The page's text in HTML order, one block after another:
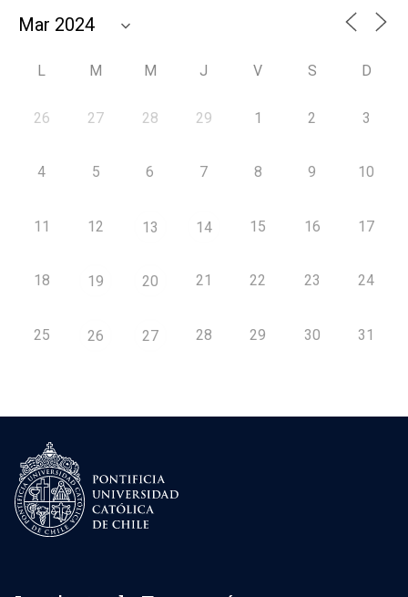
L M M J V S D
26 27 28 29 1 2 3
4 5 6 7 8 9 10
11 12 13 14 15 16 17
18 19 20 21 22 23 24
25 26 27 28 29 30 31